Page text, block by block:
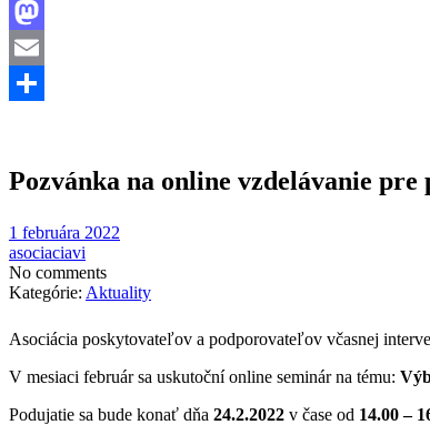
Facebook
Mastodon
Email
Pozvánka na online vzdelávanie
1 februára 2022
asociaciavi
No comments
Kategórie: Aktuality
Asociácia poskytovateľov a podporovateľov včasnej
V mesiaci február sa uskutoční online seminár na tému:
Podujatie sa bude konať dňa 24.2.2022 v čase od 14.00 –